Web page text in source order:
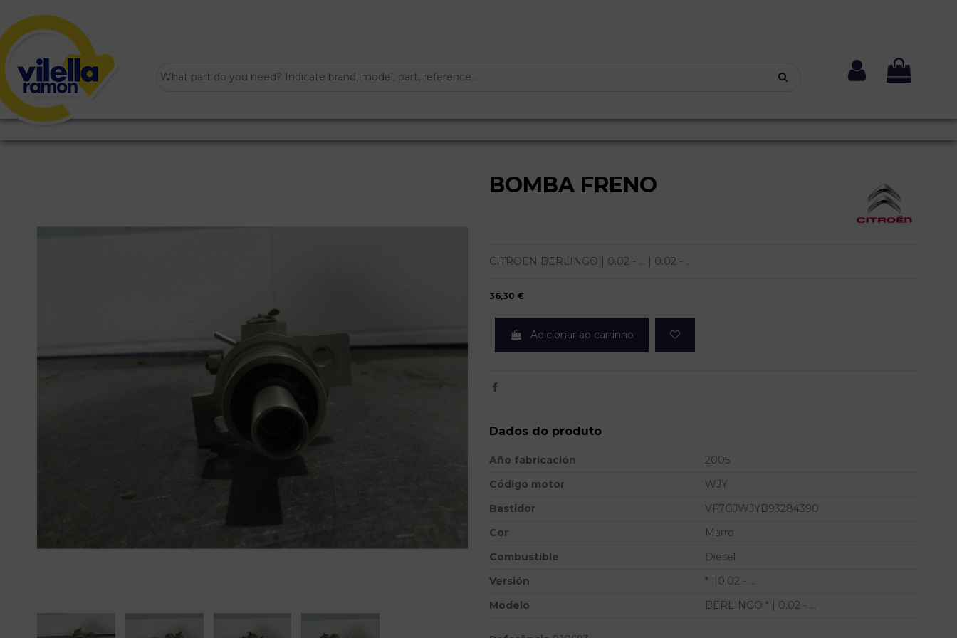
BOMBA FRENO
CITROEN BERLINGO | 0.02 - ... | 0.02 - ...
36,30 €
Adicionar ao carrinho
Dados do produto
Año fabricación
2005
Código motor
WJY
Bastidor
VF7GJWJYB93284390
Cor
Marro
Combustible
Diesel
Versión
* | 0.02 - ...
Modelo
BERLINGO * | 0.02 - ...